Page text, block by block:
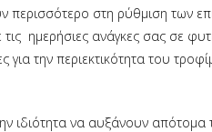
περισσότερο στη ρύθμιση των
ημερήσιες ανάγκες σας σε
για την περιεκτικότητα του
ιδιότητα να αυξάνουν